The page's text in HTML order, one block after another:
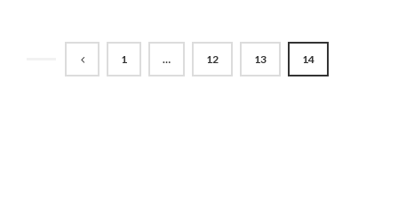
1 … 12 13 14